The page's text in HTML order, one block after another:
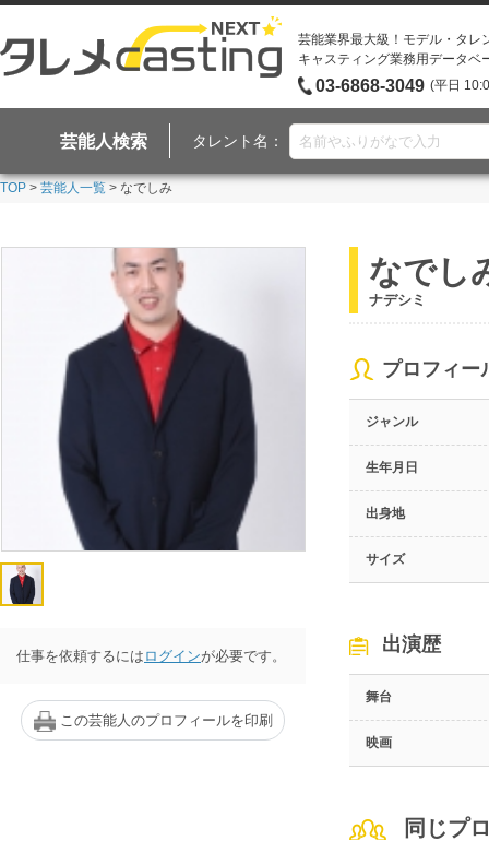
芸能業界最大級！モデル・タレ
キャスティング業務用データベ
03-6868-3049 (平日
芸能人検索 タレント名：
TOP > 芸能人一覧 > なでしみ
仕事を依頼するには ログインが必要です。
この芸能人のプロフィールを印刷
なでし
ナデシミ
プロフィー
ジャンル
生年月日
出身地
サイズ
出演歴
舞台
映画
同じプ